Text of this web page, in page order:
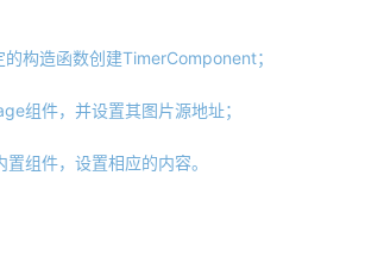
函数创建TimerComponent；
，并设置其图片源地址；
件，设置相应的内容。